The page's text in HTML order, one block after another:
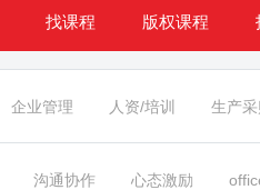
找课程 版权课程
企业管理 人资/培训 生产采
沟通协作 心态激励